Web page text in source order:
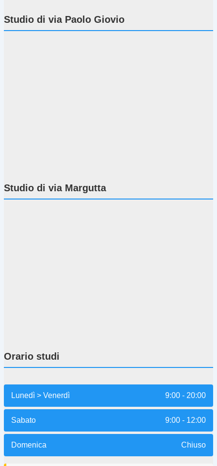
Studio di via Paolo Giovio
Studio di via Margutta
Orario studi
Lunedì > Venerdì 9:00 - 20:00
Sabato 9:00 - 12:00
Domenica Chiuso